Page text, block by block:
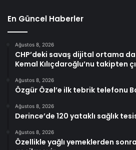
En Güncel Haberler
Ağustos 8, 2026
CHP’deki savaş dijital ortama da
Kemal Kılıçdaroğlu’nu takipten
Ağustos 8, 2026
Özgür Özel’e ilk tebrik telefonu
Ağustos 8, 2026
Derince’de 120 yataklı sağlık
Ağustos 8, 2026
Özellikle yağlı yemeklerden